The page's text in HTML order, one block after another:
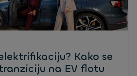
Kako se
na EV flotu